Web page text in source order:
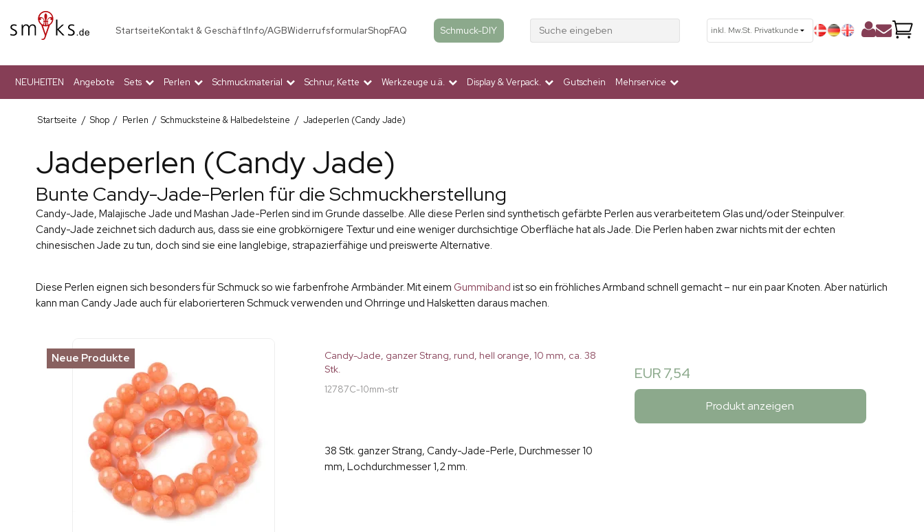
StartseiteKontakt & GeschäftInfo/AGBWiderrufsformularShopFAQ Schmuck-DIY Suche eingeben
NEUHEITEN Angebote Sets Perlen Schmuckmaterial Schnur, Kette Werkzeuge u.ä. Display & Verpack. Gutschein Mehrservice
Startseite / Shop / Perlen / Schmucksteine & Halbedelsteine / Jadeperlen (Candy Jade)
Jadeperlen (Candy Jade)
Bunte Candy-Jade-Perlen für die Schmuckherstellung
Candy-Jade, Malajische Jade und Mashan Jade-Perlen sind im Grunde dasselbe. Alle diese Perlen sind synthetisch gefärbte Perlen aus verarbeitetem Glas und/oder Steinpulver.
Candy-Jade zeichnet sich dadurch aus, dass sie eine grobkörnigere Textur und eine weniger durchsichtige Oberfläche hat als Jade. Die Perlen haben zwar nichts mit der echten
chinesischen Jade zu tun, doch sind sie eine langlebige, strapazierfähige und preiswerte Alternative.
Diese Perlen eignen sich besonders für Schmuck so wie farbenfrohe Armbänder. Mit einem Gummiband ist so ein fröhliches Armband schnell gemacht – nur ein paar Knoten. Aber natürlich
kann man Candy Jade auch für elaborierteren Schmuck verwenden und Ohrringe und Halsketten daraus machen.
Neue Produkte
Candy-Jade, ganzer Strang, rund, hell orange, 10 mm, ca. 38
Stk.
12787C-10mm-str
38 Stk. ganzer Strang, Candy-Jade-Perle, Durchmesser 10
mm, Lochdurchmesser 1,2 mm.
EUR 7,54
Produkt anzeigen